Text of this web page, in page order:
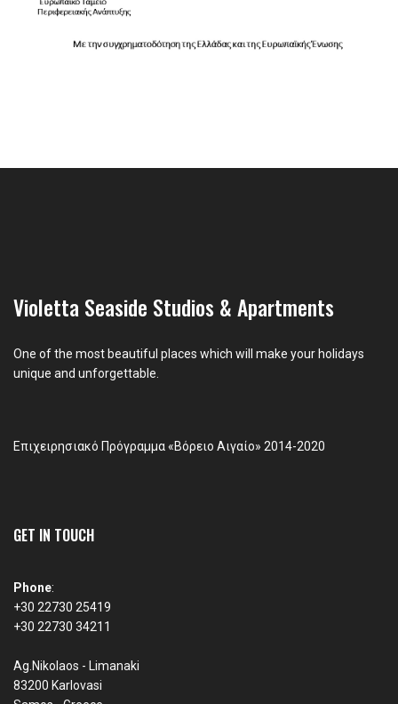
Violetta Seaside Studios & Apartments
One of the most beautiful places which will make your holidays
unique and unforgettable.
Επιχειρησιακό Πρόγραμμα «Βόρειο Αιγαίο» 2014-2020
GET IN TOUCH
Phone:
+30 22730 25419
+30 22730 34211
Ag.Nikolaos - Limanaki
83200 Karlovasi